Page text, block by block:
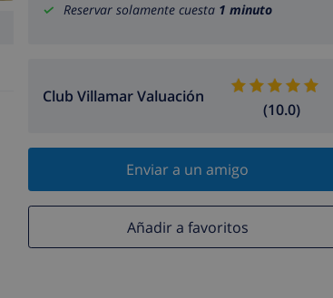
Reservar solamente cuesta 1 minuto
Club Villamar Valuación
(10.0)
Enviar a un amigo
Añadir a favoritos